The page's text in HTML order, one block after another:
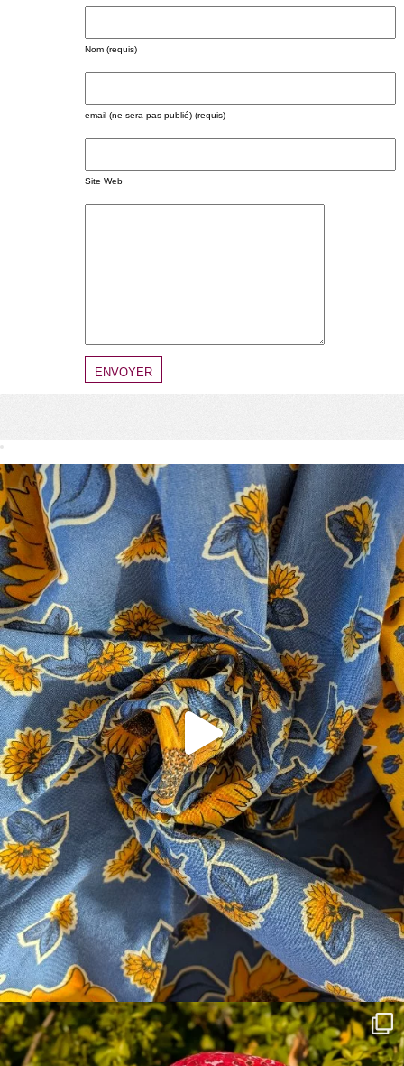
Nom (requis)
email (ne sera pas publié) (requis)
Site Web